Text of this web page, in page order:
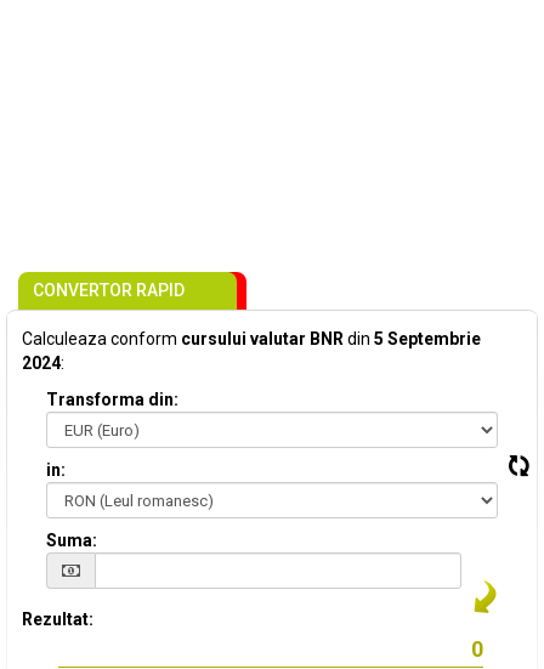
CONVERTOR RAPID
Calculeaza conform cursului valutar BNR din 5 Septembrie
2024:
Transforma din:
in:
Suma:
Rezultat: